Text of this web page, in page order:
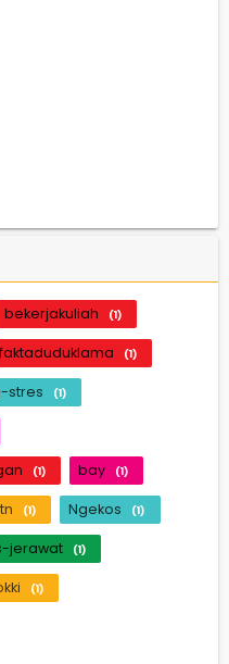
bekerjakuliah (1)
faktaduduklama (1)
stres (1)
(1) bay (1)
(1) Ngekos (1)
jerawat (1)
(1)